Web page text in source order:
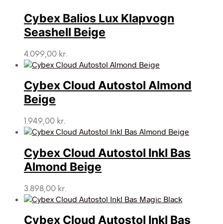
Cybex Balios Lux Klapvogn
Seashell Beige
4.099,00 kr.
Cybex Cloud Autostol Almond
Beige
1.949,00 kr.
Cybex Cloud Autostol Inkl Bas
Almond Beige
3.898,00 kr.
Cybex Cloud Autostol Inkl Bas